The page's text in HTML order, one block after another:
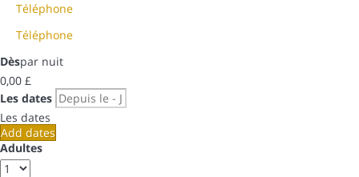
Téléphone
Téléphone
Dèspar nuit
0,00 £
Les dates
Les dates
Add dates
Adultes